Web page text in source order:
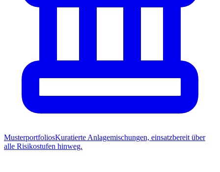
MusterportfoliosKuratierte Anlagemischungen, einsatzbereit über
alle Risikostufen hinweg.